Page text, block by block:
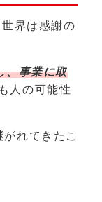
界は感謝の
、事業に取
人の可能性
れてきたこ